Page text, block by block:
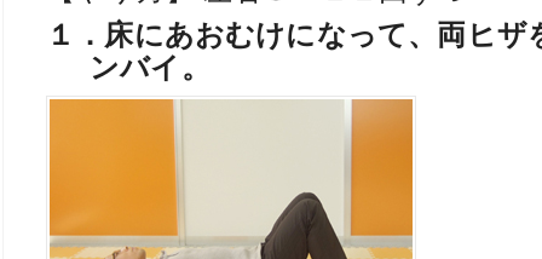
１．床にあおむけになって、両ヒザ
ンバイ。